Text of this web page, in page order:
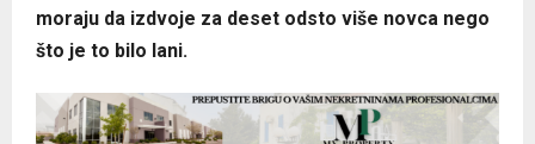
moraju da izdvoje za deset odsto više novca nego
što je to bilo lani.